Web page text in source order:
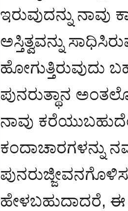
ಇರುವುದನ್ನು ನಾವು
ಅಸ್ತಿತ್ವವನ್ನು
ಹೋಗುತ್ತಿರುವುದು
ಪುನರುತ್ಥಾನ
ನಾವು
ಕಂದಾಚಾರಗಳನ್ನು
ಹೇಳಬಹುದಾದರೆ, ಈ